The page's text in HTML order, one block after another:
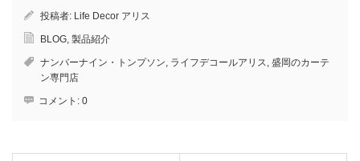
投稿者: Life Decor アリス
BLOG, 製品紹介
ナンバーナイン・トンプソン, ライフデコールアリス, 盛岡のカーテ
ン専門店
コメント: 0